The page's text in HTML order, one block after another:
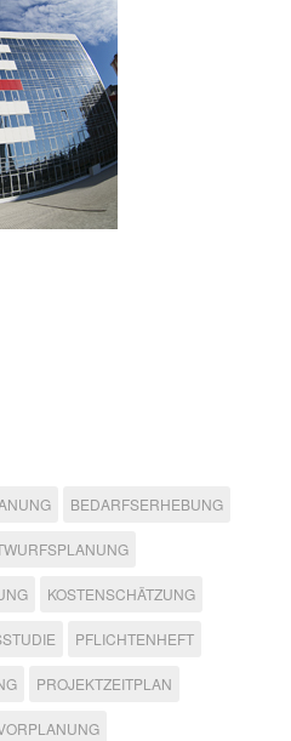
BEDARFSERHEBUNG
KOSTENSCHÄTZUNG
PFLICHTENHEFT
PROJEKTZEITPLAN